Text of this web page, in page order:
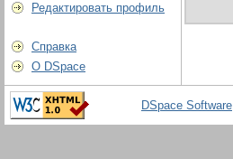
Редактировать профиль
Справка
О DSpace
DSpace Software